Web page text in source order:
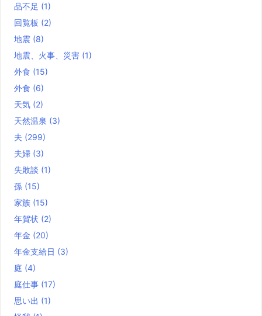
品不足 (1)
回覧板 (2)
地震 (8)
地震、火事、災害 (1)
外食 (15)
外食 (6)
天気 (2)
天然温泉 (3)
夫 (299)
夫婦 (3)
失敗談 (1)
孫 (15)
家族 (15)
年賀状 (2)
年金 (20)
年金支給日 (3)
庭 (4)
庭仕事 (17)
思い出 (1)